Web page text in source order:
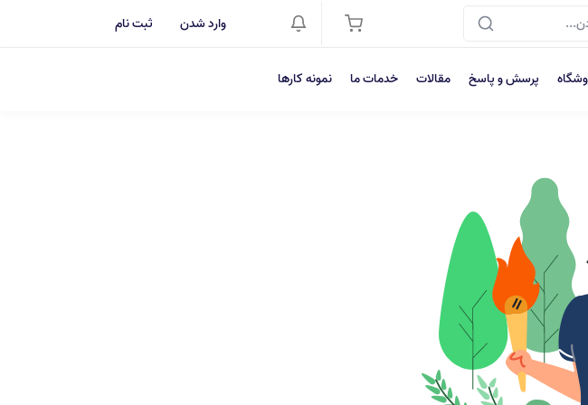
وارد شدن ثبت نام
پرسش و پاسخ مقالات خدمات ما نمونه کارها